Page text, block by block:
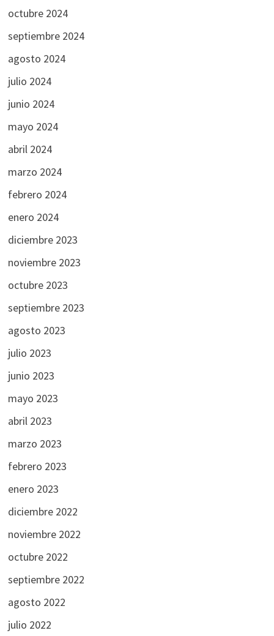
octubre 2024
septiembre 2024
agosto 2024
julio 2024
junio 2024
mayo 2024
abril 2024
marzo 2024
febrero 2024
enero 2024
diciembre 2023
noviembre 2023
octubre 2023
septiembre 2023
agosto 2023
julio 2023
junio 2023
mayo 2023
abril 2023
marzo 2023
febrero 2023
enero 2023
diciembre 2022
noviembre 2022
octubre 2022
septiembre 2022
agosto 2022
julio 2022